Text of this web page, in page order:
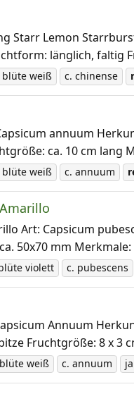
Starr Lemon
länglich, faltig
blüte weiß c. chinense
annuum
ca. 10 cm lang
blüte weiß c. annuum
Art: Capsicum
50x70 mm
violett c. pubescens
Annuum
Fruchtgröße: 8 x 3
blüte weiß c. annuum